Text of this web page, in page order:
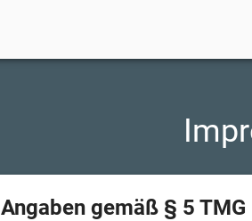
Angaben gemäß § 5 TMG